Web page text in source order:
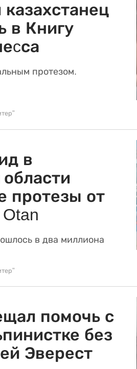
в Книгу
протезом.
в
протезы от
в два миллиона
помочь с
без
Эверест